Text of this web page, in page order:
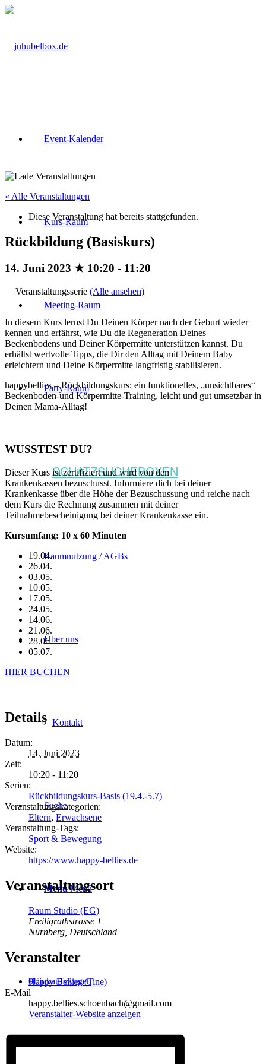
Event-Kalender
Kurs-Raum
Meeting-Raum
Party-Raum
SCHATZSUCHEBOXEN
Raumnutzung / AGBs
Über uns
Kontakt
Suche
Menü Menü
0Einkaufswagen
« Alle Veranstaltungen
Diese Veranstaltung hat bereits stattgefunden.
Rückbildung (Basiskurs)
14. Juni 2023 ★ 10:20 - 11:20
Veranstaltungsserie (Alle ansehen)
In diesem Kurs lernst Du Deinen Körper nach der Geburt wieder
kennen und erfährst, wie Du die Regeneration Deines
Beckenbodens und Deiner Körpermitte unterstützen kannst. Du
erhältst wertvolle Tipps, die Dir den Alltag mit Deinem Baby
erleichtern und Deine Körpermitte langfristig stabilisieren.
happybellies – Rückbildungskurs: ein funktionelles, „unsichtbares“
Beckenboden-und Körpermitte-Training, leicht und gut umsetzbar in
Deinen Mama-Alltag!
WUSSTEST DU?
Dieser Kurs ist zertifiziert und wird von den
Krankenkassen bezuschusst. Informiere dich bei deiner
Krankenkasse über die Höhe der Bezuschussung und reiche nach
dem Kurs die Rechnung zusammen mit deiner
Teilnahmebescheinigung bei deiner Krankenkasse ein.
Kursumfang: 10 x 60 Minuten
19.04.
26.04.
03.05.
10.05.
17.05.
24.05.
14.06.
21.06.
28.06.
05.07.
HIER BUCHEN
Details
Datum:
14. Juni 2023
Zeit:
10:20 - 11:20
Serien:
Rückbildungskurs-Basis (19.4.-5.7)
Veranstaltungskategorien:
Eltern, Erwachsene
Veranstaltung-Tags:
Sport & Bewegung
Website:
https://www.happy-bellies.de
Veranstaltungsort
Raum Studio (EG)
Freiligrathstrasse 1
Nürnberg Deutschland
Veranstalter
Happy Bellies (Tine)
E-Mail
happy.bellies.schoenbach@gmail.com
Veranstalter-Website anzeigen